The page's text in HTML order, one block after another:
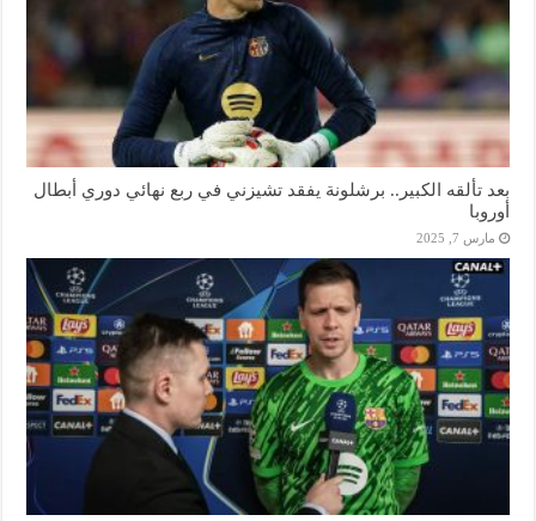
بعد تألقه الكبير.. برشلونة يفقد تشيزني في ربع نهائي دوري أبطال
أوروبا
مارس 7, 2025